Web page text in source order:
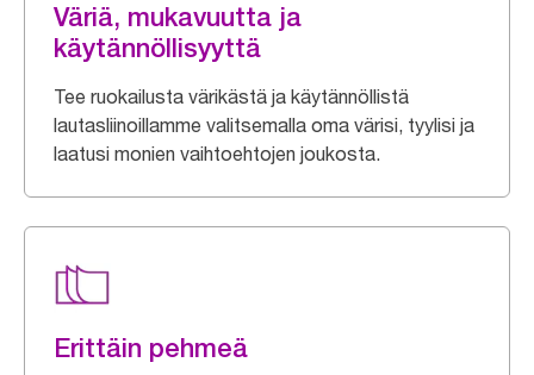
Väriä, mukavuutta ja
käytännöllisyyttä
Tee ruokailusta värikästä ja käytännöllistä
lautasliinoillamme valitsemalla oma värisi, tyylisi ja
laatusi monien vaihtoehtojen joukosta.
Erittäin pehmeä